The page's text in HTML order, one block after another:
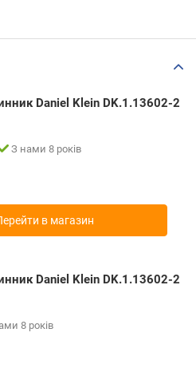
Daniel Klein DK.1.13602-2
З нами 8 років
в магазин
Daniel Klein DK.1.13602-2
8 років